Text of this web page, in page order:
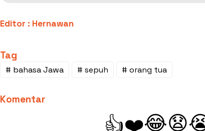
Editor : Hernawan
Tag
# bahasa Jawa # sepuh # orang tua
Komentar
👍❤️😂😧